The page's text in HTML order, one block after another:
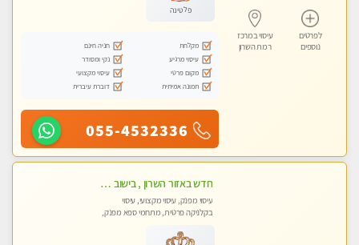
לפרטים
נוספים
עיסוי במרכז
רמת השרון
פלטינה
מקלחת
חניה חינם
עיסוי מרגיע
נקי ומסודר
מקום פרטי
עיסוי מקצועי
תמונה אמיתית
דוברת עיברית
055-4532336
חדש באזור השרון , בישוב ניצני עוז ! נבחרת מטפלות ומטפלים
עיסוי מפנק, עיסוי מקצועי, עיסוי
בקלניקה פרטית, מתחמי ספא מפנק,